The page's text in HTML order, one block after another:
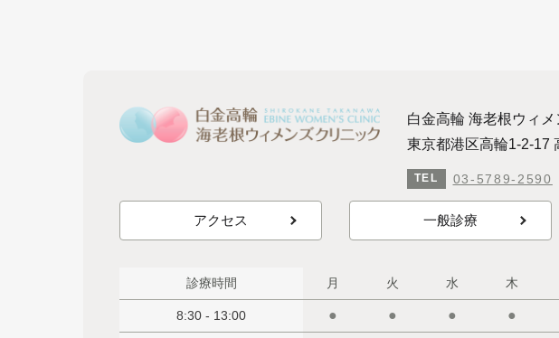
白金高輪 海老根ウィメ
東京都港区高輪1-2-17
TEL 03-5789-2590
アクセス 一般診療
診療時間 月 火 水 木
8:30 - 13:00 ● ● ● ●